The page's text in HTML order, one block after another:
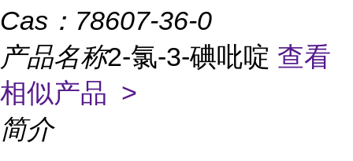
Cas： 78607-36-0
产品名称2-氯-3-碘吡啶 查看
相似产品 >
简介